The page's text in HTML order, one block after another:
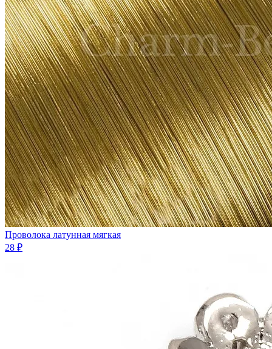
Проволока латунная мягкая
28 ₽